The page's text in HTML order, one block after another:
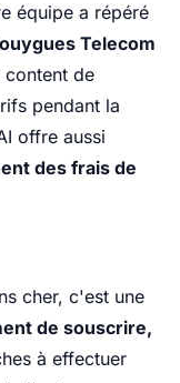
équipe a répéré
Telecom
content de
pendant la
offre aussi
des frais de
cher, c'est une
de souscrire,
à effectuer